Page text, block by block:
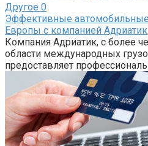
Другое 0
Эффективные автомобильные
Европы с компанией Адриатик
Компания Адриатик, с более
области международных
предоставляет